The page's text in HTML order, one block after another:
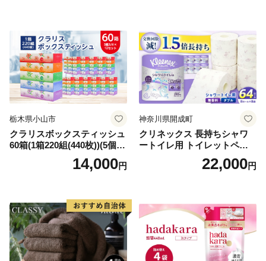
倶知安町 日用品
栃木県小山市
クラリスボックスティッシュ
60箱(1箱220組(440枚))(5個入
り×12セット)【1256759】
14,000円
神奈川県開成町
クリネックス 長持ちシャワ
ートイレ用 トイレットペー
パー（ダブル）64ロール(8ロ
ール×8パック) 開成町 トイレ
蓄 防災 エコ 消耗品 生活雑貨
生活用品 無香料 トイレット
ペーパー ダブル といれっと
ぺーぱー トイレ クレシア ト
イレットペーパー [BDBH002
-1]
22,000円